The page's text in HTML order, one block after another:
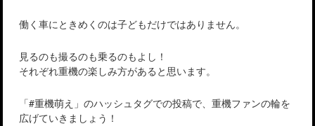
働く車にときめくのは子どもだけではありません。
見るのも撮るのも乗るのもよし！
それぞれ重機の楽しみ方があると思います。
「#重機萌え」のハッシュタグでの投稿で、重機ファンの輪を
広げていきましょう！